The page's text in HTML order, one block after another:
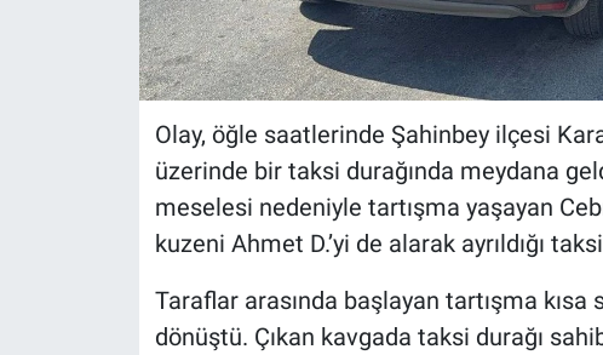
Olay, öğle saatlerinde Şahinbey ilçesi
üzerinde bir taksi durağında meydana
meselesi nedeniyle tartışma yaşayan
kuzeni Ahmet D.’yi de alarak ayrıldığı
Taraflar arasında başlayan tartışma kısa
dönüştü. Çıkan kavgada taksi durağı